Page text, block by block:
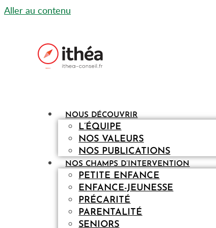
Aller au contenu
NOUS DÉCOUVRIR
L’ÉQUIPE
NOS VALEURS
NOS PUBLICATIONS
NOS CHAMPS D’INTERVENTION
PETITE ENFANCE
ENFANCE-JEUNESSE
PRÉCARITÉ
PARENTALITÉ
SENIORS